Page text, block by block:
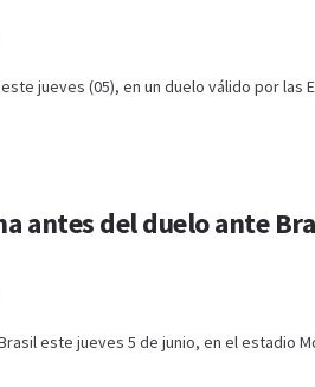
jueves (05), en un duelo válido por las
antes del duelo ante
este jueves 5 de junio, en el estadio